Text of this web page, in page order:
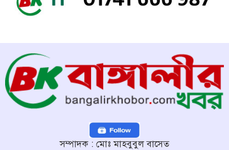
সম্পাদক : মোঃ মাহবুবুল বাসেত